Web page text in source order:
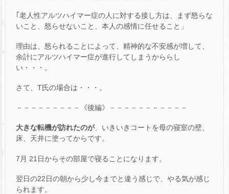
｢老人性アルツハイマー症の人に対する接し方は、まず怒らな
いこと、怒らせないこと、本人の感情に任せること」
理由は、怒られることによって、精神的な不安感が増して、
余計にアルツハイマー症が進行してしまうかららし
い・・・。
さて、T氏の場合は・・・。
－－－－－－－－－《後編》－－－－－－－－－－－
大きな転機が訪れたのが、いきいきコートを母の寝室の壁、
床、天井に塗ってからです。
7月 21日からその部屋で寝ることになります。
翌日の22日の朝から少し今までと違う感じで、やる気が感じ
られます。